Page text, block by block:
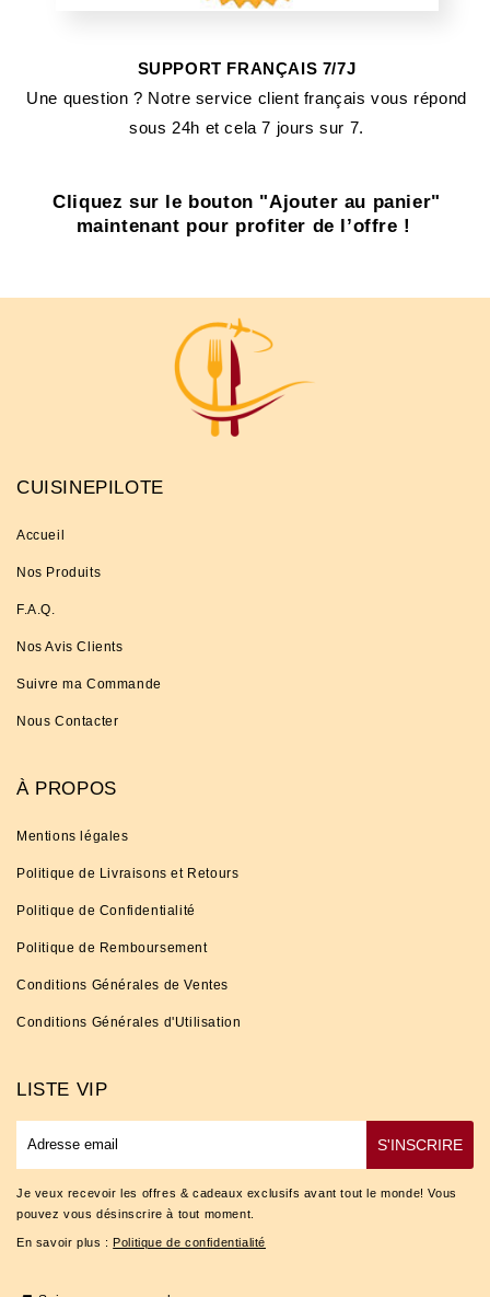
SUPPORT FRANÇAIS 7/7J
Une question ? Notre service client français vous répond
sous 24h et cela 7 jours sur 7.
Cliquez sur le bouton "Ajouter au panier"
maintenant pour profiter de l’offre !
CUISINEPILOTE
Accueil
Nos Produits
F.A.Q.
Nos Avis Clients
Suivre ma Commande
Nous Contacter
À PROPOS
Mentions légales
Politique de Livraisons et Retours
Politique de Confidentialité
Politique de Remboursement
Conditions Générales de Ventes
Conditions Générales d'Utilisation
LISTE VIP
mail
S'INSCRIRE
Je veux recevoir les offres & cadeaux exclusifs avant tout le monde! Vous
pouvez vous désinscrire à tout moment.
En savoir plus :Politique de confidentialité